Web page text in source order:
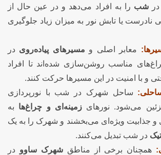
درشب را به افراد می‌دهد و در عین حال از
نادرست یا تابش نور به میزان زیاد جلوگیری
معابر اصلی و مسیرهای پیاده‌روی در
مناسب روشن‌سازی شده‌اند تا افراد
و با امنیت در این مسیرها حرکت کنند.
ساحل شهرک در شب با نورپردازی
می‌شود. نورهایزمینه‌ای و چراغ‌ها به
و جذابیت ویژه‌ای می‌بخشند و شهرک را به یک
در شب تبدیل می‌کنند.
همچنان برخی از مناطقشهرک ساوو در